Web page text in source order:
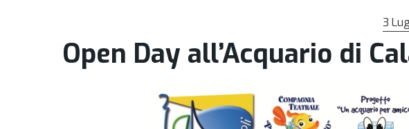
3
Open Day all’Acquario di